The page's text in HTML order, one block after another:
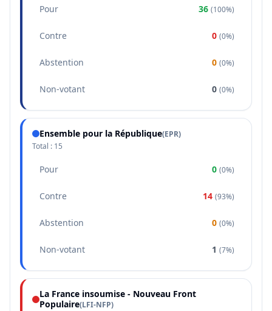
Pour 36 (100%)
Contre 0 (0%)
Abstention 0 (0%)
Non-votant 0 (0%)
Ensemble pour la République(EPR)
Total : 15
Pour 0 (0%)
Contre 14 (93%)
Abstention 0 (0%)
Non-votant 1 (7%)
La France insoumise - Nouveau Front
Populaire(LFI-NFP)